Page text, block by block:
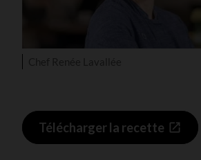
Télécharger la recette